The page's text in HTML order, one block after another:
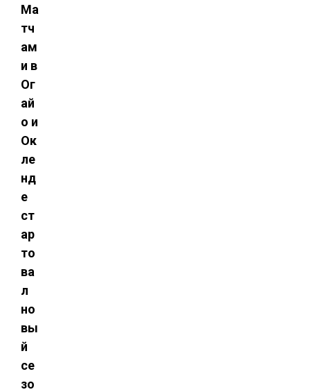
Ма
тч
ам
и в
Ог
ай
о и
Ок
ле
нд
е
ст
ар
то
ва
л
но
вы
й
се
зо